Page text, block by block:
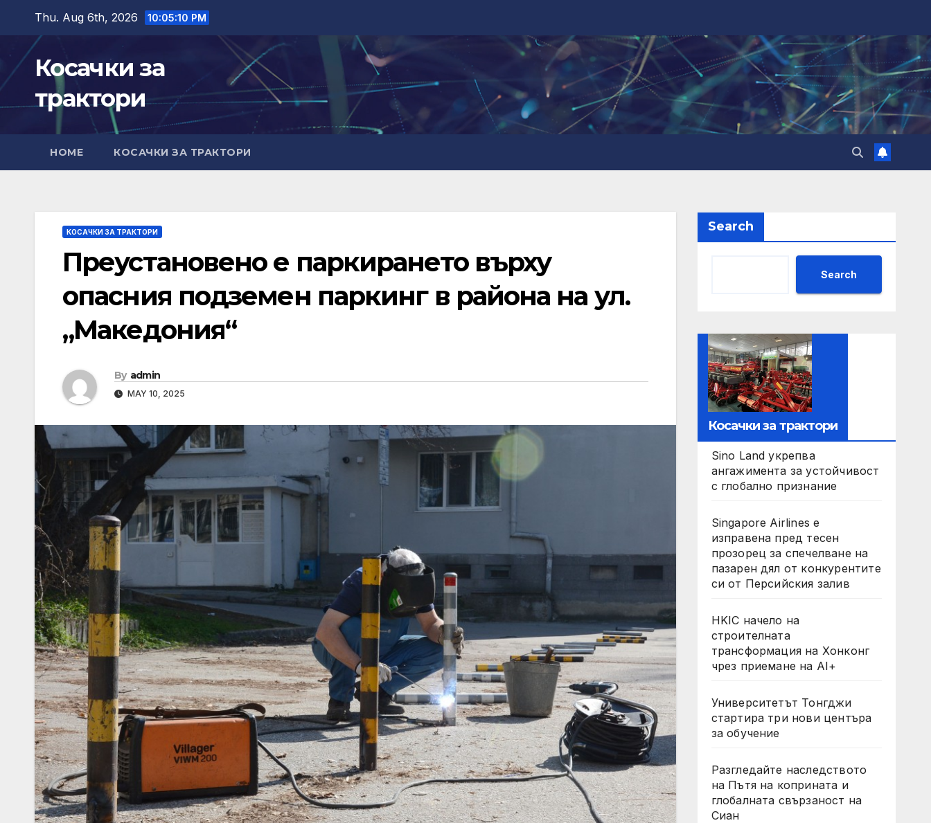
content
Thu. Aug 6th, 2026 10:05:12 PM
Косачки за
трактори
HOME КОСАЧКИ ЗА ТРАКТОРИ
КОСАЧКИ ЗА ТРАКТОРИ
Преустановено е паркирането върху
опасния подземен паркинг в района на ул.
„Македония“
By admin
MAY 10, 2025
Search
Search
Косачки за трактори
Sino Land укрепва
ангажимента за устойчивост
с глобално признание
Singapore Airlines е
изправена пред тесен
прозорец за спечелване на
пазарен дял от конкурентите
си от Персийския залив
HKIC начело на
строителната
трансформация на Хонконг
чрез приемане на AI+
Университетът Тонгджи
стартира три нови центъра
за обучение
Разгледайте наследството
на Пътя на коприната и
глобалната свързаност на
Сиан